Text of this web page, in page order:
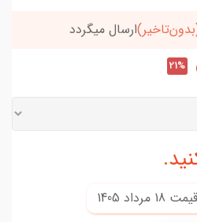
ارسال میگردد
21%
18 مرداد 1405